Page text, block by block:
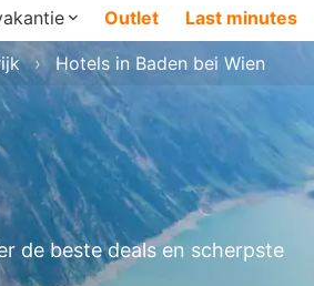
Outlet Last minutes
de beste deals en scherpste
Hotels in Baden bei Wien